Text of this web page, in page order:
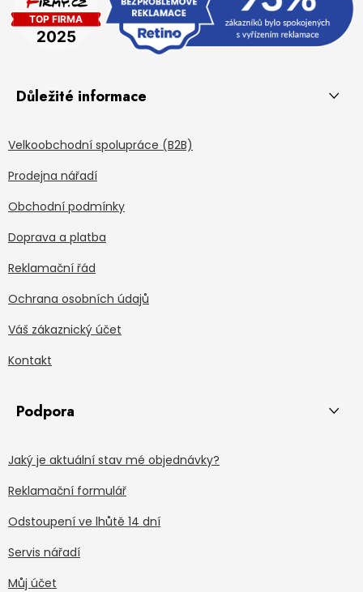
Důležité informace
Velkoobchodní spolupráce (B2B)
Prodejna nářadí
Obchodní podmínky
Doprava a platba
Reklamační řád
Ochrana osobních údajů
Váš zákaznický účet
Kontakt
Podpora
Jaký je aktuální stav mé objednávky?
Reklamační formulář
Odstoupení ve lhůtě 14 dní
Servis nářadí
Můj účet